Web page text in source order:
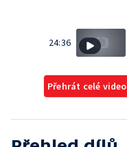
24:36
Přehrát celé video